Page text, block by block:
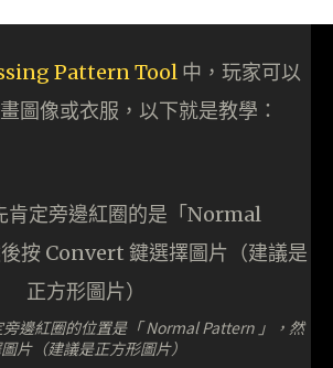
Pattern Tool 中，玩家可以
圖像或衣服，以下就是教學：
邊紅圈的位置是「 Normal Pattern 」，然
片（建議是正方形圖片）